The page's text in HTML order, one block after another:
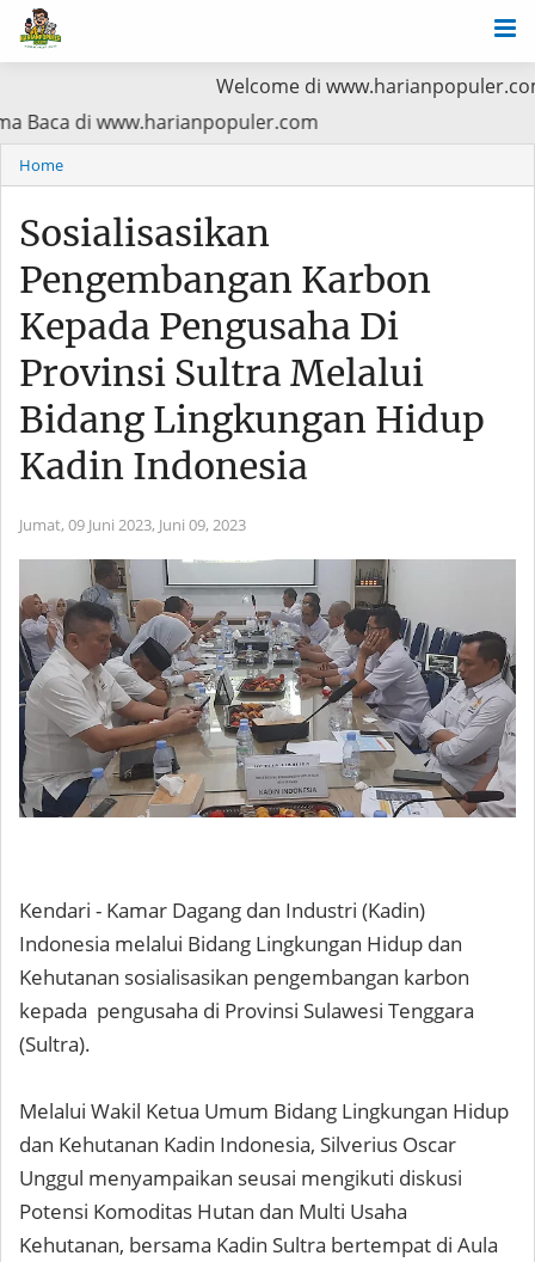
Welcome di www.harianpopuler.com
Utama Baca di www.harianpopuler.com
Home
Sosialisasikan
Pengembangan Karbon
Kepada Pengusaha Di
Provinsi Sultra Melalui
Bidang Lingkungan Hidup
Kadin Indonesia
Jumat, 09 Juni 2023, Juni 09, 2023
Kendari - Kamar Dagang dan Industri (Kadin)
Indonesia melalui Bidang Lingkungan Hidup dan
Kehutanan sosialisasikan pengembangan karbon
kepada pengusaha di Provinsi Sulawesi Tenggara
(Sultra).
Melalui Wakil Ketua Umum Bidang Lingkungan Hidup
dan Kehutanan Kadin Indonesia, Silverius Oscar
Unggul menyampaikan seusai mengikuti diskusi
Potensi Komoditas Hutan dan Multi Usaha
Kehutanan, bersama Kadin Sultra bertempat di Aula